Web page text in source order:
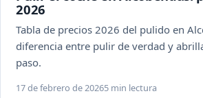
2026
Tabla de precios 2026 del pulido en
diferencia entre pulir de verdad y
paso.
17 de febrero de 20265 min lectura